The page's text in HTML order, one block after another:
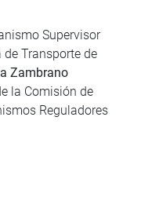
Supervisor
Transporte de
Zambrano
la Comisión de
Reguladores